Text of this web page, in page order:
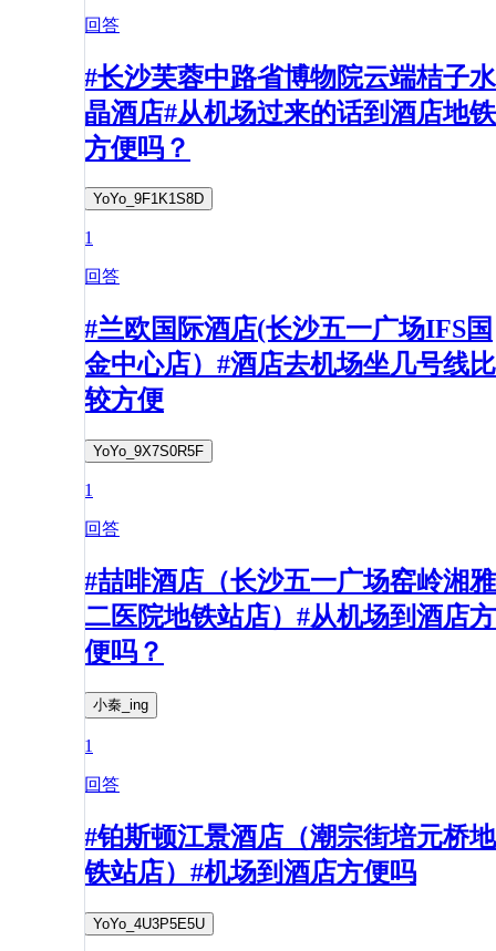
回答
#长沙芙蓉中路省博物院云端桔子水
晶酒店#从机场过来的话到酒店地铁
方便吗？
YoYo_9F1K1S8D
1
回答
#兰欧国际酒店(长沙五一广场IFS国
金中心店）#酒店去机场坐几号线比
较方便
YoYo_9X7S0R5F
1
回答
#喆啡酒店（长沙五一广场窑岭湘雅
二医院地铁站店）#从机场到酒店方
便吗？
小秦_ing
1
回答
#铂斯顿江景酒店（潮宗街培元桥地
铁站店）#机场到酒店方便吗
YoYo_4U3P5E5U